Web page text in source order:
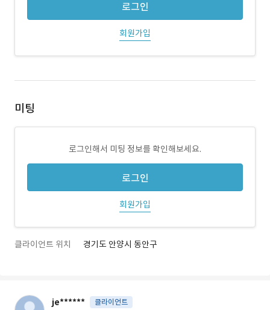
로그인
회원가입
미팅
로그인해서 미팅 정보를 확인해보세요.
로그인
회원가입
클라이언트 위치 경기도 안양시 동안구
je****** 클라이언트